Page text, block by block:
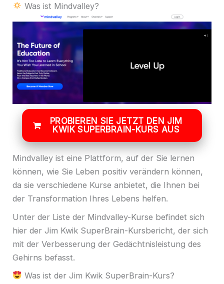
Was ist Mindvalley?
PROBIEREN SIE JETZT DEN JIM
KWIK SUPERBRAIN-KURS AUS
Mindvalley ist eine Plattform, auf der Sie lernen
können, wie Sie Leben positiv verändern können,
da sie verschiedene Kurse anbietet, die Ihnen bei
der Transformation Ihres Lebens helfen.
Unter der Liste der Mindvalley-Kurse befindet sich
hier der Jim Kwik SuperBrain-Kursbericht, der sich
mit der Verbesserung der Gedächtnisleistung des
Gehirns befasst.
Was ist der Jim Kwik SuperBrain-Kurs?